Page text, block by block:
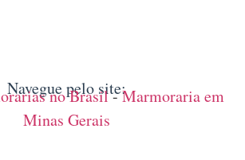
Navegue pelo site:
no Brasil-Marmoraria em
Minas Gerais